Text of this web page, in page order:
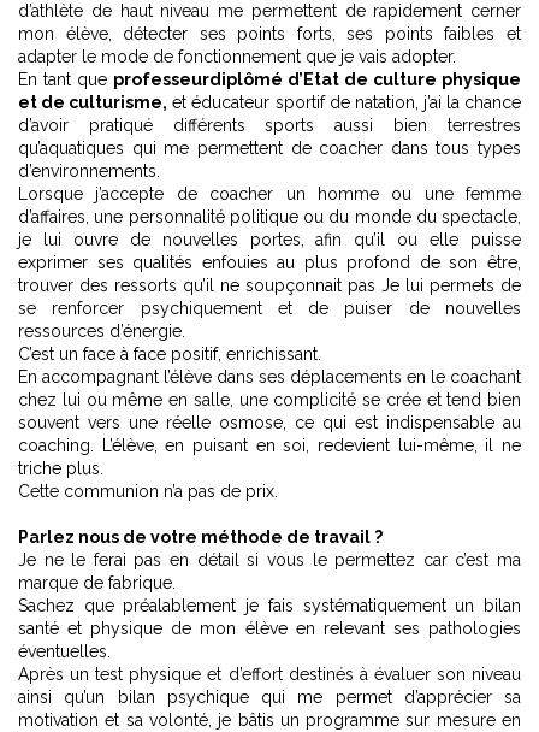
d’athlète de haut niveau me permettent de rapidement cerner
mon élève, détecter ses points forts, ses points faibles et
adapter le mode de fonctionnement que je vais adopter.
En tant que professeurdiplômé d’Etat de culture physique
et de culturisme, et éducateur sportif de natation, j’ai la chance
d’avoir pratiqué différents sports aussi bien terrestres
qu’aquatiques qui me permettent de coacher dans tous types
d’environnements.
Lorsque j’accepte de coacher un homme ou une femme
d’affaires, une personnalité politique ou du monde du spectacle,
je lui ouvre de nouvelles portes, afin qu’il ou elle puisse
exprimer ses qualités enfouies au plus profond de son être,
trouver des ressorts qu’il ne soupçonnait pas Je lui permets de
se renforcer psychiquement et de puiser de nouvelles
ressources d’énergie.
C’est un face à face positif, enrichissant.
En accompagnant l’élève dans ses déplacements en le coachant
chez lui ou même en salle, une complicité se crée et tend bien
souvent vers une réelle osmose, ce qui est indispensable au
coaching. L’élève, en puisant en soi, redevient lui-même, il ne
triche plus.
Cette communion n’a pas de prix.
Parlez nous de votre méthode de travail ?
Je ne le ferai pas en détail si vous le permettez car c’est ma
marque de fabrique.
Sachez que préalablement je fais systématiquement un bilan
santé et physique de mon élève en relevant ses pathologies
éventuelles.
Après un test physique et d’effort destinés à évaluer son niveau
ainsi qu’un bilan psychique qui me permet d’apprécier sa
motivation et sa volonté, je bâtis un programme sur mesure en